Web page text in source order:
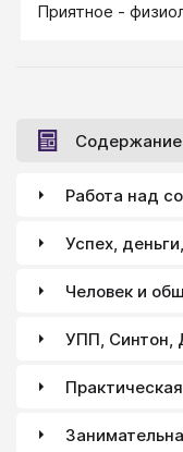
Приятное -
приносят нам
например,
сопровождается
Содержание
Работа над
Успех,
Человек и
УПП, Синтон,